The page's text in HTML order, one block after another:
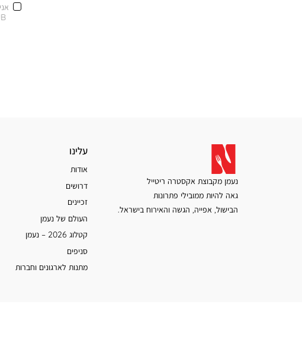
נעמן מקבוצת אקסטרה ריטייל
גאה להיות ממובילי פתרונות
הבישול, אפייה, הגשה והאירוח בישראל.
עלינו
עלינו
אודות
דרושים
זכיינים
העולם של נעמן
קטלוג 2026 – נעמן
סניפים
מתנות לארגונים וחברות